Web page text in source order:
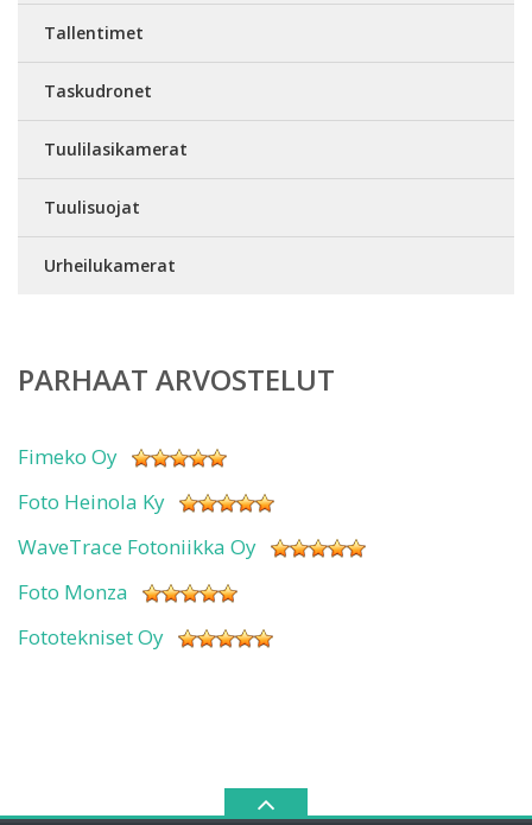
Tallentimet
Taskudronet
Tuulilasikamerat
Tuulisuojat
Urheilukamerat
PARHAAT ARVOSTELUT
Fimeko Oy
Foto Heinola Ky
WaveTrace Fotoniikka Oy
Foto Monza
Fototekniset Oy